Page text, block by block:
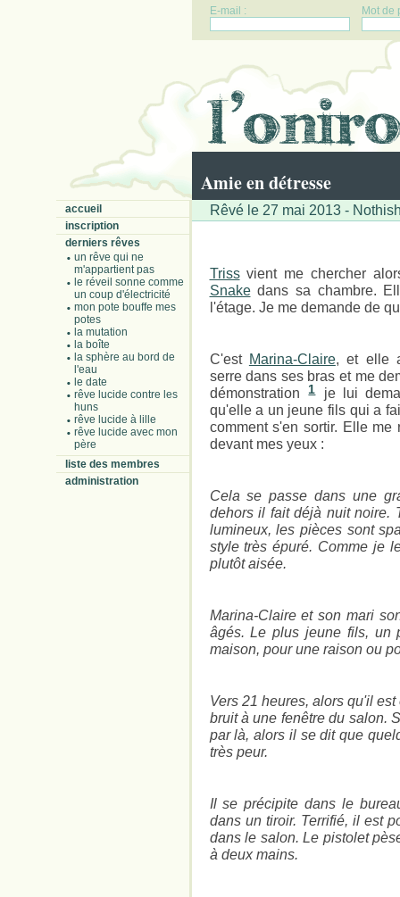
E-mail : Mot de
Amie en détresse
accueil
inscription
derniers rêves
un rêve qui ne
m'appartient pas
le réveil sonne comme
un coup d'électricité
mon pote bouffe mes
potes
la mutation
la boîte
la sphère au bord de
l'eau
le date
rêve lucide contre les
huns
rêve lucide à lille
rêve lucide avec mon
père
liste des membres
administration
Rêvé le 27 mai 2013 -
Trissvient me chercher
Snakedans sa chambre.
l'étage. Je me demande de
C'est Marina-Claire, et elle
serre dans ses bras et me
démonstration
1
je lui
qu'elle a un jeune fils qui a
comment s'en sortir. Elle
devant mes yeux :
Cela se passe dans une
dehors il fait déjà nuit noire.
lumineux, les pièces sont
style très épuré. Comme je
plutôt aisée.
Marina-Claire et son mari
âgés. Le plus jeune fils, un
maison, pour une raison ou
Vers 21 heures, alors qu'il
bruit à une fenêtre du salon.
par là, alors il se dit que
très peur.
Il se précipite dans le
dans un tiroir. Terrifié, il est
dans le salon. Le pistolet
à deux mains.